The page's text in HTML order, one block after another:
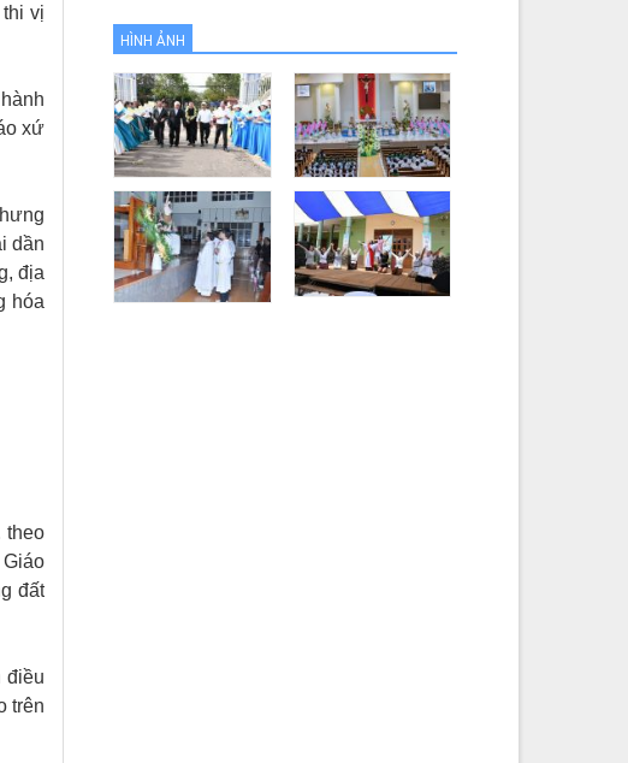
vị
xứ
dần
địa
hóa
theo
đất
điều
trên
HÌNH ẢNH